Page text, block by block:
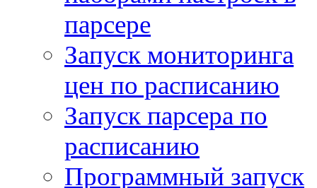
парсере
Запуск мониторинга
цен по расписанию
Запуск парсера по
расписанию
Программный запуск